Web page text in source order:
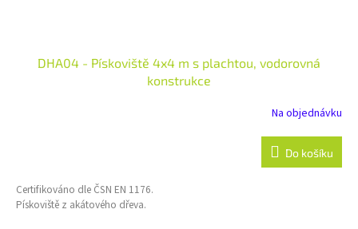
DHA04 - Pískoviště 4x4 m s plachtou, vodorovná
konstrukce
Na objednávku
Do košíku
Certifikováno dle ČSN EN 1176.
Pískoviště z akátového dřeva.